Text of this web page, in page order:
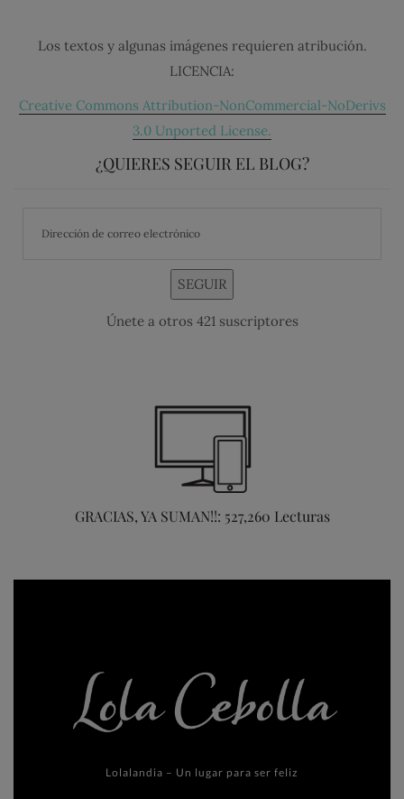
Los textos y algunas imágenes requieren atribución.
LICENCIA:
Creative Commons Attribution-NonCommercial-NoDerivs
3.0 Unported License.
¿QUIERES SEGUIR EL BLOG?
SEGUIR
Únete a otros 421 suscriptores
GRACIAS, YA SUMAN!!: 527,260 Lecturas
Lolalandia – Un lugar para ser feliz